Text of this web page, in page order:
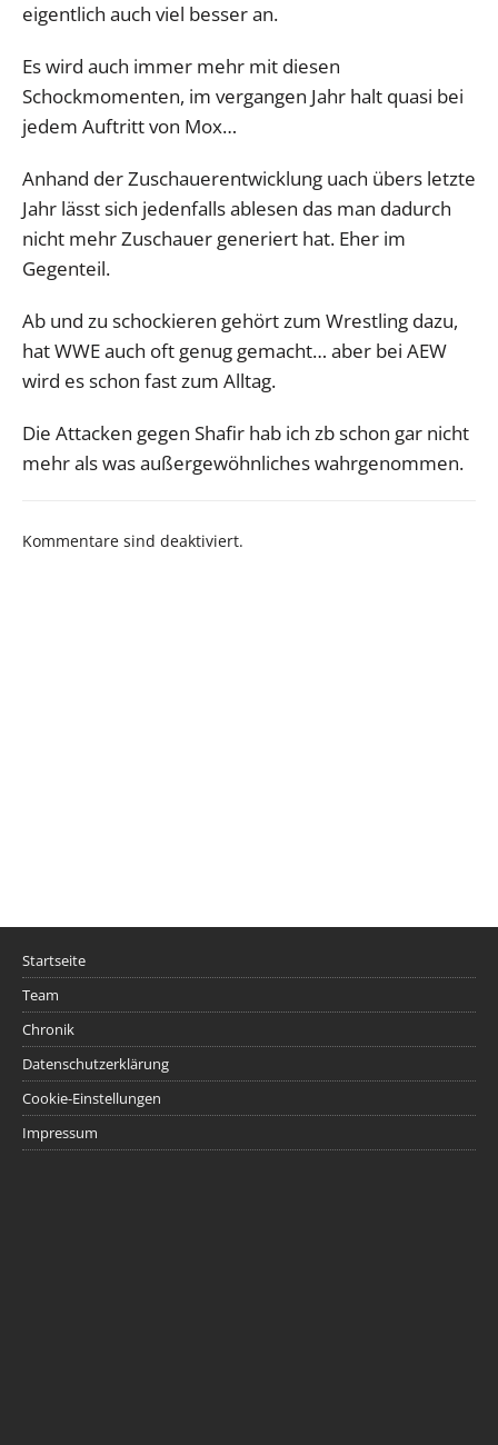
eigentlich auch viel besser an.
Es wird auch immer mehr mit diesen
Schockmomenten, im vergangen Jahr halt quasi bei
jedem Auftritt von Mox…
Anhand der Zuschauerentwicklung uach übers letzte
Jahr lässt sich jedenfalls ablesen das man dadurch
nicht mehr Zuschauer generiert hat. Eher im
Gegenteil.
Ab und zu schockieren gehört zum Wrestling dazu,
hat WWE auch oft genug gemacht… aber bei AEW
wird es schon fast zum Alltag.
Die Attacken gegen Shafir hab ich zb schon gar nicht
mehr als was außergewöhnliches wahrgenommen.
Kommentare sind deaktiviert.
Startseite
Team
Chronik
Datenschutzerklärung
Cookie-Einstellungen
Impressum